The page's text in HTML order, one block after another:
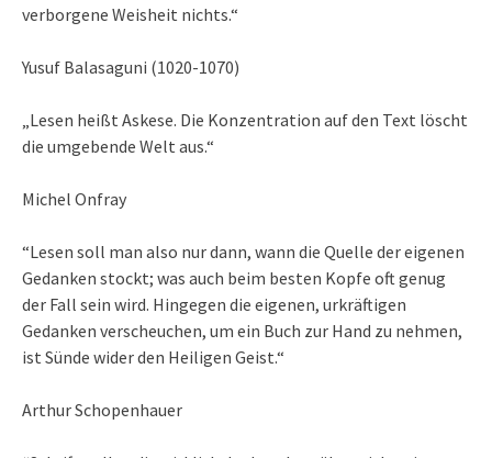
verborgene Weisheit nichts.“
Yusuf Balasaguni (1020-1070)
„Lesen heißt Askese. Die Konzentration auf den Text löscht
die umgebende Welt aus.“
Michel Onfray
“Lesen soll man also nur dann, wann die Quelle der eigenen
Gedanken stockt; was auch beim besten Kopfe oft genug
der Fall sein wird. Hingegen die eigenen, urkräftigen
Gedanken verscheuchen, um ein Buch zur Hand zu nehmen,
ist Sünde wider den Heiligen Geist.“
Arthur Schopenhauer